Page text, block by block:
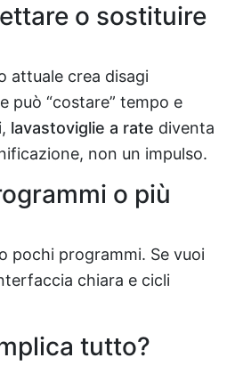
o sostituire
attuale crea disagi
può “costare” tempo e
lavastoviglie a rate diventa
non un impulso.
o più
pochi programmi. Se vuoi
chiara e cicli
tutto?